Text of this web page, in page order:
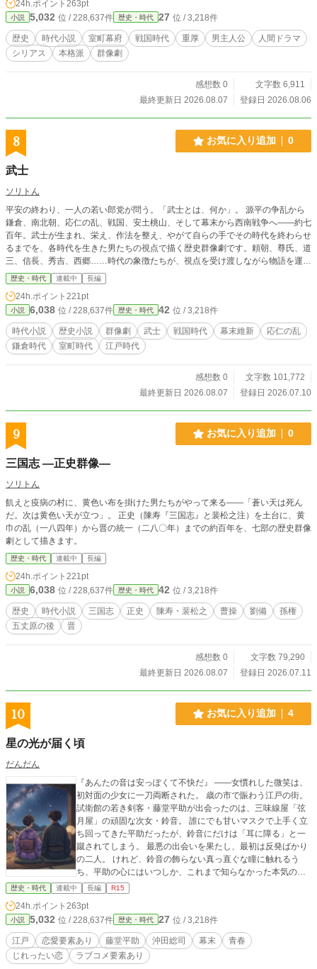
績も人望もなく、一匹の野良猫にすら拒絶されるほどの底知
れぬ孤独を知る義栄。 彼は「将軍という器さえ得れば、人は
おのずと集まり、孤独は終わる」という盲目的な確信を胸
に、他者の欲望の濁流へと身を投じていく。 しかし、病床の
長慶が遺した『持つとは、時を留めようとして失うことだ』
『人は集まらん、人の欲が集まる』という冷徹な実相は、や
がて美しく磨き上げられた将軍の器に致命的な「裂け目」を
との繋がりに狂おしく執着する義栄。だが、東天から圧倒的
な「焔」の速度をもって襲来した織田信長は、彼が命がけで
史の表舞台から放逐された彼が行き着いたのは、名もなき辺
境の泥道であった。 強者が弱者を踏み潰す乱世の果てに、何
も持たぬ敗者となった青年は、なぜなおも拒絶を恐れず、
人々の温もりを求めて手を伸ばし続けたのか？ 信長の焔でさ
えも焼き尽くすことのできなかった、足利義栄という一人の
人間の、孤独で、しかし最も人間らしい救いと「答」に迫
24h.ポイント 263pt
小説 5,032 位 / 228,637件 歴史・時代 27 位 / 3,218件
歴史 時代小説 室町幕府 戦国時代 重厚 男主人公
人間ドラマ
シリアス
本格派 群像劇
感想数 0
文字数 6,911
最終更新日 2026.08.07
登録日 2026.08.06
8 お気に入り追加 0
武士
ソリトん
平安の終わり、一人の若い郎党が問う。「武士とは、何か」。 源平の争乱から
鎌倉、南北朝、応仁の乱、戦国、安土桃山、そして幕末から西南戦争へ——約七
百年。武士が生まれ、栄え、作法を整え、やがて自らの手でその時代を終わらせ
るまでを、各時代を生きた男たちの視点で描く歴史群像劇です。頼朝、尊氏、道
三、信長、秀吉、西郷……時代の象徴たちが、視点を受け渡しながら物語を運び
ます。 土地のために戦い、土地を恩賞として頂く——それが、武士でした。だ
が信長は土地を一個の茶碗に変え、秀吉は検地と刀狩で武士と百姓を永遠に分
け、泰平の世は、ついに刀を飾りに変えていく。「武士とは何か」という問いの
答えは、時代ごとに、姿を変えていきます。 そして物語は、武士たちがそれぞ
れの時代に遺した「武士とは――」という言葉を束ねていきます。
歴史・時代 連載中 長編
24h.ポイント 221pt
小説 6,038 位 / 228,637件 歴史・時代 42 位 / 3,218件
時代小説 歴史小説 群像劇 武士 戦国時代 幕末維新
応仁の乱
鎌倉時代
室町時代 江戸時代
感想数 0
文字数 101,772
最終更新日 2026.08.07
登録日 2026.07.10
9 お気に入り追加 0
三国志 ―正史群像―
ソリトん
飢えと疫病の村に、黄色い布を掛けた男たちがやって来る――「蒼い天は死ん
だ。次は黄色い天が立つ」。 正史（陳寿『三国志』と裴松之注）を土台に、黄
巾の乱（一八四年）から晋の統一（二八〇年）までの約百年を、七部の歴史群像
劇として描きます。
歴史・時代 連載中 長編
24h.ポイント 221pt
小説 6,038 位 / 228,637件 歴史・時代 42 位 / 3,218件
歴史 時代小説 三国志 正史 陳寿・裴松之 曹操 劉備
孫権
五丈原の後
晋
感想数 0
文字数 79,290
最終更新日 2026.08.07
登録日 2026.07.11
10 お気に入り追加 4
星の光が届く頃
だんだん
『あんたの音は安っぽくて不快だ』 ――女慣れした微笑は、
初対面の少女に一刀両断された。 ​歳の市で賑わう江戸の街。
試衛館の若き剣客・藤堂平助が出会ったのは、三味線屋「弦
月屋」の頑固な次女・鈴音。 誰にでも甘いマスクで上手く立
ち回ってきた平助だったが、鈴音にだけは「耳に障る」と一
蹴されてしまう。 ​最悪の出会いを果たし、最初は反発ばかり
の二人。 けれど、鈴音の飾らない真っ直ぐな瞳に触れるう
ち、平助の心にはいつしか、これまで知らなかった本気の感
情が芽生え始め……。 ​少しずつ縮まっていく、もどかしくも
甘酸っぱい距離。 ​幕末の動乱に巻き込まれる初恋の行方は―
―。 新選組・藤堂平助のもう一つの青春奇譚。
歴史・時代 連載中 長編 R15
24h.ポイント 263pt
小説 5,032 位 / 228,637件 歴史・時代 27 位 / 3,218件
江戸 恋愛要素あり 藤堂平助 沖田総司 幕末
青春
じれったい恋
ラブコメ要素あり